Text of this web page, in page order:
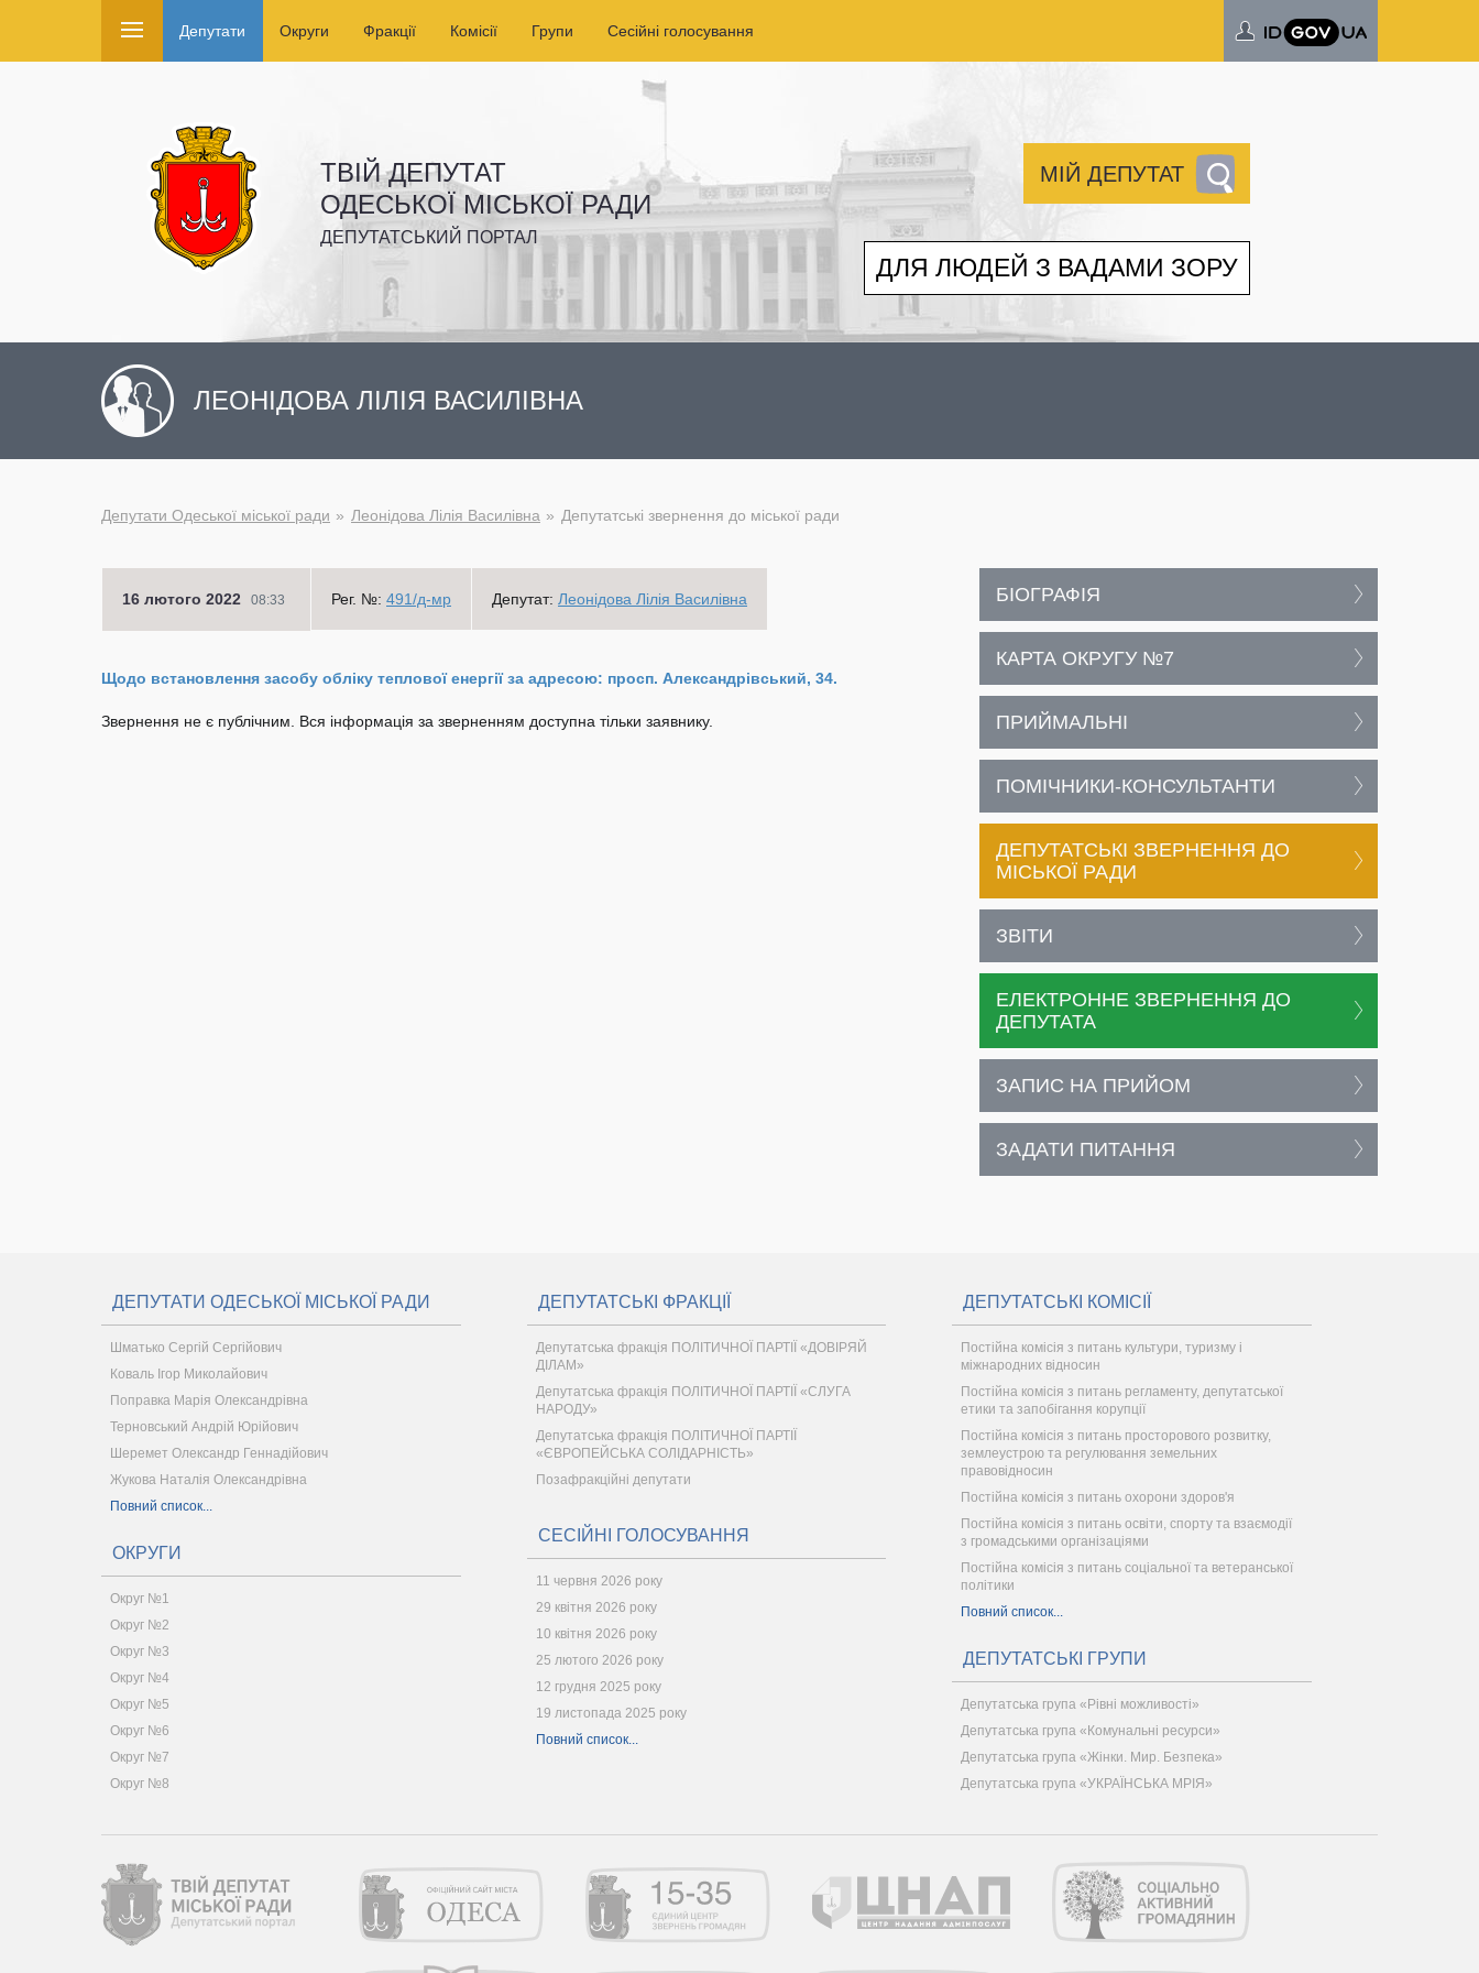
Депутати Округи Фракції Комісії Групи Сесійні голосування
ТВІЙ ДЕПУТАТ
ОДЕСЬКОЇ МІСЬКОЇ РАДИ
ДЕПУТАТСЬКИЙ ПОРТАЛ
МІЙ ДЕПУТАТ
ДЛЯ ЛЮДЕЙ З ВАДАМИ ЗОРУ
ЛЕОНІДОВА ЛІЛІЯ ВАСИЛІВНА
Депутати Одеської міської ради Леонідова Лілія Василівна Депутатські звернення до міської ради
16 лютого 2022 08:33 Рег. №: 491/д-мр Депутат: Леонідова Лілія Василівна
Щодо встановлення засобу обліку теплової енергії за адресою: просп. Александрівський, 34.
Звернення не є публічним. Вся інформація за зверненням доступна тільки заявнику.
БІОГРАФІЯ
КАРТА ОКРУГУ №7
ПРИЙМАЛЬНІ
ПОМІЧНИКИ-КОНСУЛЬТАНТИ
ДЕПУТАТСЬКІ ЗВЕРНЕННЯ ДО
МІСЬКОЇ РАДИ
ЗВІТИ
ЕЛЕКТРОННЕ ЗВЕРНЕННЯ ДО
ДЕПУТАТА
ЗАПИС НА ПРИЙОМ
ЗАДАТИ ПИТАННЯ
ДЕПУТАТИ ОДЕСЬКОЇ МІСЬКОЇ РАДИ
Шматько Сергій Сергійович
Коваль Ігор Миколайович
Поправка Марія Олександрівна
Терновський Андрій Юрійович
Шеремет Олександр Геннадійович
Жукова Наталія Олександрівна
Повний список...
ОКРУГИ
Округ №1
Округ №2
Округ №3
Округ №4
Округ №5
Округ №6
Округ №7
Округ №8
ДЕПУТАТСЬКІ ФРАКЦІЇ
Депутатська фракція ПОЛІТИЧНОЇ ПАРТІЇ «ДОВІРЯЙ
ДІЛАМ»
Депутатська фракція ПОЛІТИЧНОЇ ПАРТІЇ «СЛУГА
НАРОДУ»
Депутатська фракція ПОЛІТИЧНОЇ ПАРТІЇ
«ЄВРОПЕЙСЬКА СОЛІДАРНІСТЬ»
Позафракційні депутати
СЕСІЙНІ ГОЛОСУВАННЯ
11 червня 2026 року
29 квітня 2026 року
10 квітня 2026 року
25 лютого 2026 року
12 грудня 2025 року
19 листопада 2025 року
Повний список...
ДЕПУТАТСЬКІ КОМІСІЇ
Постійна комісія з питань культури, туризму і
міжнародних відносин
Постійна комісія з питань регламенту, депутатської
етики та запобігання корупції
Постійна комісія з питань просторового розвитку,
землеустрою та регулювання земельних
правовідносин
Постійна комісія з питань охорони здоров'я
Постійна комісія з питань освіти, спорту та взаємодії
з громадськими організаціями
Постійна комісія з питань соціальної та ветеранської
політики
Повний список...
ДЕПУТАТСЬКІ ГРУПИ
Депутатська група «Рівні можливості»
Депутатська група «Комунальні ресурси»
Депутатська група «Жінки. Мир. Безпека»
Депутатська група «УКРАЇНСЬКА МРІЯ»